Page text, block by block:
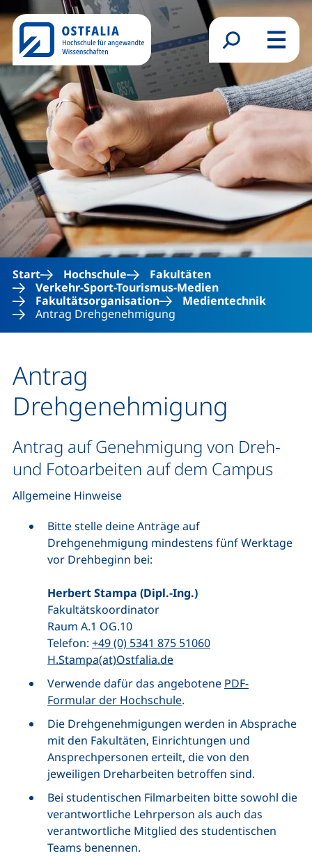
Direkt zum Inhalt
Suchformular
Menü
Start Hochschule
Fakultäten
Verkehr-Sport-Tourismus-Medien
Fakultätsorganisation
Medientechnik
Antrag Drehgenehmigung
Antrag
Drehgenehmigung
Antrag auf Genehmigung von Dreh-
und Fotoarbeiten auf dem Campus
Allgemeine Hinweise
Bitte stelle deine Anträge auf
Drehgenehmigung mindestens fünf Werktage
vor Drehbeginn bei:
Herbert Stampa (Dipl.-Ing.)
Fakultätskoordinator
Raum A.1 OG.10
Telefon: +49 (0) 5341 875 51060
H.Stampa(at)Ostfalia.de
Verwende dafür das angebotene PDF-
Formular der Hochschule.
Die Drehgenehmigungen werden in Absprache
mit den Fakultäten, Einrichtungen und
Ansprechpersonen erteilt, die von den
jeweiligen Dreharbeiten betroffen sind.
Bei studentischen Filmarbeiten bitte sowohl die
verantwortliche Lehrperson als auch das
verantwortliche Mitglied des studentischen
Teams benennen.